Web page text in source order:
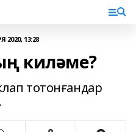
2020, 13:28
киләме?
тотонғандар